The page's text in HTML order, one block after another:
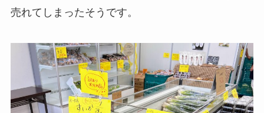
売れてしまったそうです。